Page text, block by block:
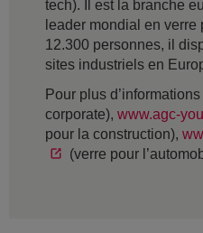
tech). Il est la branche
leader mondial en
12.300 personnes, il
sites industriels en
Pour plus d’informations
corporate), www.agc-
pour la construction),
(verre pour